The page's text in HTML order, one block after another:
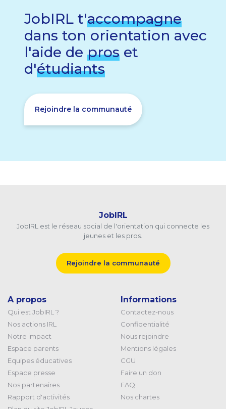
JobIRL t'accompagne
dans ton orientation avec
l'aide de pros et
d'étudiants
Rejoindre la communauté
JobIRL
JobIRL est le réseau social de l'orientation qui connecte les
jeunes et les pros.
Rejoindre la communauté
A propos
Qui est JobIRL ?
Nos actions IRL
Notre impact
Espace parents
Equipes éducatives
Espace presse
Nos partenaires
Rapport d'activités
Informations
Contactez-nous
Confidentialité
Nous rejoindre
Mentions légales
CGU
Faire un don
FAQ
Nos chartes